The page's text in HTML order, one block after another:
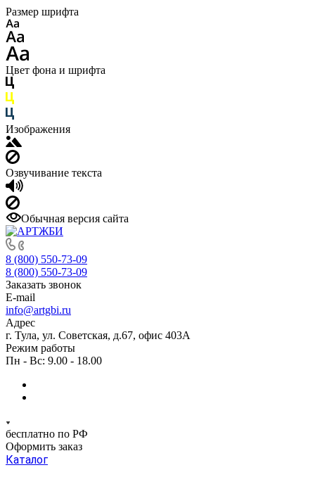
Размер шрифта
Цвет фона и шрифта
Изображения
Озвучивание текста
Обычная версия сайта
8 (800) 550-73-09
8 (800) 550-73-09
Заказать звонок
E-mail
info@artgbi.ru
Адрес
г. Тула, ул. Советская, д.67, офис 403А
Режим работы
Пн - Вс: 9.00 - 18.00
бесплатно по РФ
Оформить заказ
Каталог